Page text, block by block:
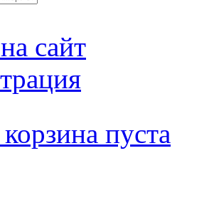
сайт
пуста